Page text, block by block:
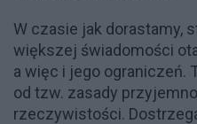
W czasie jak dorastamy,
większej świadomości
a więc i jego ograniczeń.
od tzw. zasady
rzeczywistości.